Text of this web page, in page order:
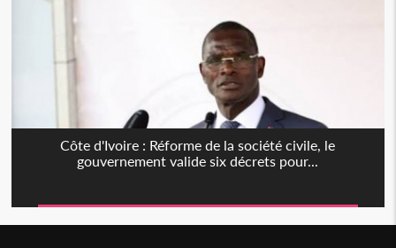
Côte d'Ivoire : Réforme de la société civile, le
gouvernement valide six décrets pour...